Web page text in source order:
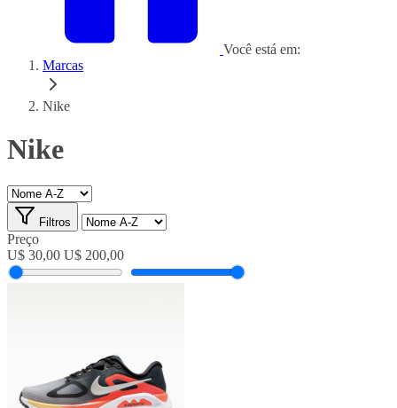
Você está em:
Marcas
Nike
Nike
Filtros
Preço
U$ 30,00 U$ 200,00